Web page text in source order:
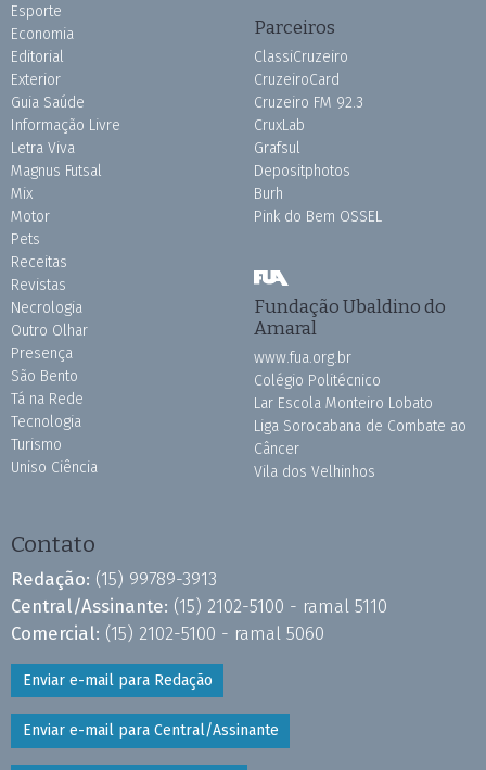
Esporte
Economia
Editorial
Exterior
Guia Saúde
Informação Livre
Letra Viva
Magnus Futsal
Mix
Motor
Pets
Receitas
Revistas
Necrologia
Outro Olhar
Presença
São Bento
Tá na Rede
Tecnologia
Turismo
Uniso Ciência
Parceiros
ClassiCruzeiro
CruzeiroCard
Cruzeiro FM 92.3
CruxLab
Grafsul
Depositphotos
Burh
Pink do Bem OSSEL
Fundação Ubaldino do
Amaral
www.fua.org.br
Colégio Politécnico
Lar Escola Monteiro Lobato
Liga Sorocabana de Combate ao
Câncer
Vila dos Velhinhos
Contato
Redação: (15) 99789-3913
Central/Assinante: (15) 2102-5100 - ramal 5110
Comercial: (15) 2102-5100 - ramal 5060
Enviar e-mail para Redação
Enviar e-mail para Central/Assinante